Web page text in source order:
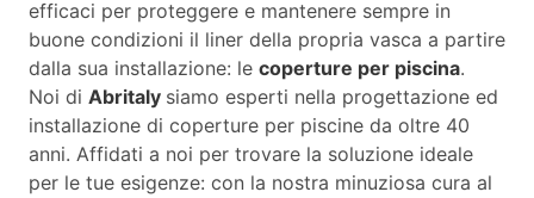
efficaci per proteggere e mantenere sempre in
buone condizioni il liner della propria vasca a partire
dalla sua installazione: le coperture per piscina.
Noi di Abritaly siamo esperti nella progettazione ed
installazione di coperture per piscine da oltre 40
anni. Affidati a noi per trovare la soluzione ideale
per le tue esigenze: con la nostra minuziosa cura al